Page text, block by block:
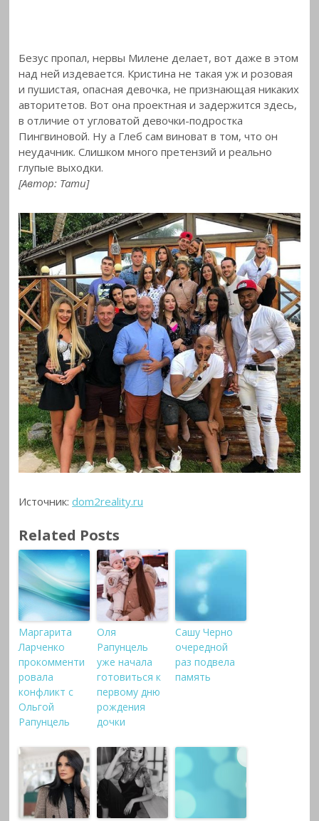
Безус пропал, нервы Милене делает, вот даже в этом
над ней издевается. Кристина не такая уж и розовая
и пушистая, опасная девочка, не признающая никаких
авторитетов. Вот она проектная и задержится здесь,
в отличие от угловатой девочки-подростка
Пингвиновой. Ну а Глеб сам виноват в том, что он
неудачник. Слишком много претензий и реально
глупые выходки.
[Автор: Тати]
Источник:dom2reality.ru
Related Posts
Маргарита
Ларченко
прокомменти
ровала
конфликт с
Ольгой
Рапунцель
Оля
Рапунцель
уже начала
готовиться к
первому дню
рождения
дочки
Сашу Черно
очередной
раз подвела
память